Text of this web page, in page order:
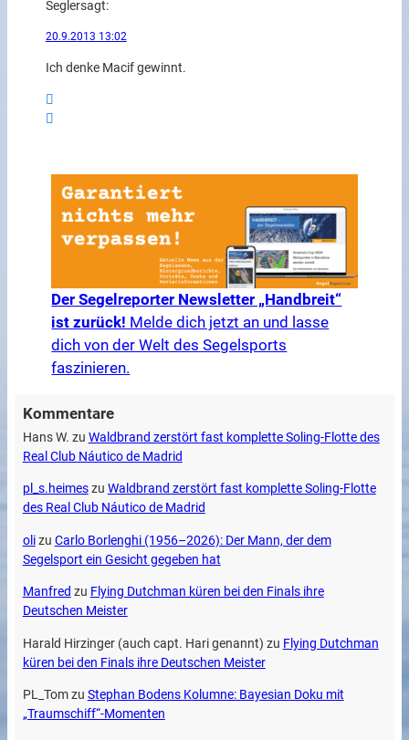
Seglersagt:
20.9.2013 13:02
Ich denke Macif gewinnt.
Der Segelreporter Newsletter „Handbreit“
ist zurück! Melde dich jetzt an und lasse
dich von der Welt des Segelsports
faszinieren.
Kommentare
Hans W. zu Waldbrand zerstört fast komplette Soling-Flotte des
Real Club Náutico de Madrid
pl_s.heimeszu Waldbrand zerstört fast komplette Soling-Flotte
des Real Club Náutico de Madrid
olizu Carlo Borlenghi (1956–2026): Der Mann, der dem
Segelsport ein Gesicht gegeben hat
Manfred zu Flying Dutchman küren bei den Finals ihre
Deutschen Meister
Harald Hirzinger (auch capt. Hari genannt) zu Flying Dutchman
küren bei den Finals ihre Deutschen Meister
PL_Tomzu Stephan Bodens Kolumne: Bayesian Doku mit
„Traumschiff“-Momenten